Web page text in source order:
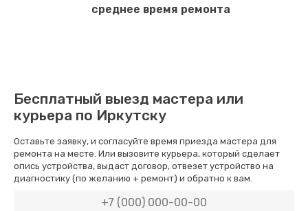
среднее время ремонта
Бесплатный выезд мастера или
курьера по Иркутску
Оставьте заявку, и согласуйте время приезда мастера для
ремонта на месте. Или вызовите курьера, который сделает
опись устройства, выдаст договор, отвезет устройство на
диагностику (по желанию + ремонт) и обратно к вам.